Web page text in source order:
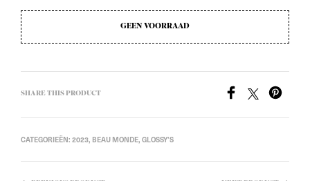
GEEN VOORRAAD
SHARE THIS PRODUCT
CATEGORIEËN: 2023, BEAU MONDE, GLOSSY'S